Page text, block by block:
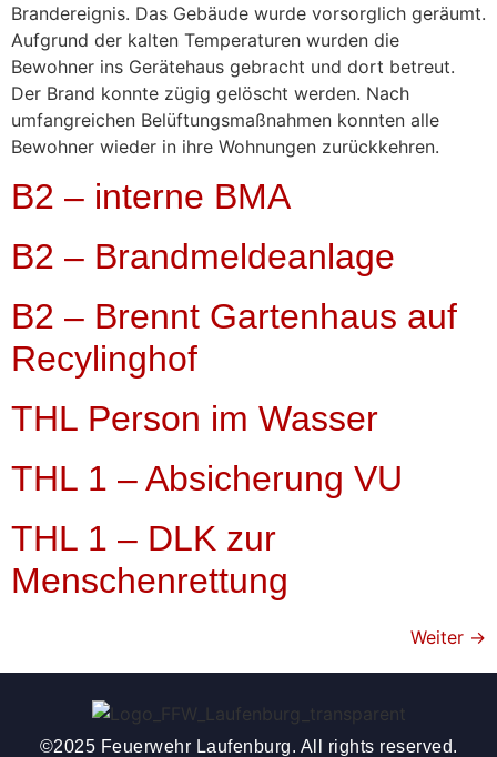
Brandereignis. Das Gebäude wurde vorsorglich geräumt.
Aufgrund der kalten Temperaturen wurden die
Bewohner ins Gerätehaus gebracht und dort betreut.
Der Brand konnte zügig gelöscht werden. Nach
umfangreichen Belüftungsmaßnahmen konnten alle
Bewohner wieder in ihre Wohnungen zurückkehren.
B2 – interne BMA
B2 – Brandmeldeanlage
B2 – Brennt Gartenhaus auf
Recylinghof
THL Person im Wasser
THL 1 – Absicherung VU
THL 1 – DLK zur
Menschenrettung
Weiter →
©2025 Feuerwehr Laufenburg. All rights reserved.